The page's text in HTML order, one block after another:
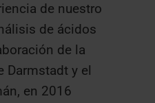
de nuestro
de ácidos
de la
Darmstadt y el
en 2016